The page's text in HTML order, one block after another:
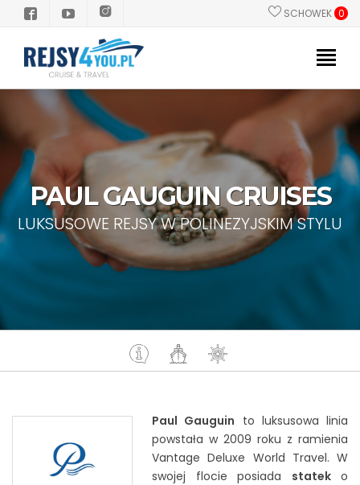
SCHOWEK 0
PROMOCJE
POLSKI PILOT
STATKI
KIERUNKI
GRUPY/INCENTIVE
PAUL GAUGUIN CRUISES
LUKSUSOWE REJSY W POLINEZYJSKIM STYLU
Paul Gauguin to luksusowa linia
powstała w 2009 roku z ramienia
Vantage Deluxe World Travel. W
swojej flocie posiada stateko